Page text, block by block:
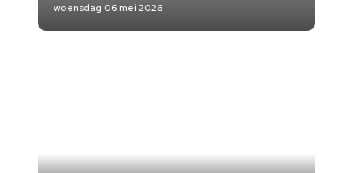
woensdag 06 mei 2026